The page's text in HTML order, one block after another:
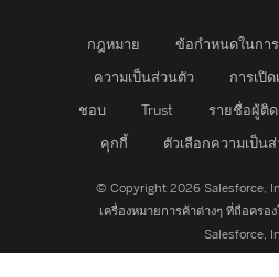
กฎหมาย ข้อกำหนดในกา
ความเป็นส่วนตัว
การเปิ
ชอบ
Trust รายชื่อผู้ติ
คุกกี้
ตัวเลือกความเป็น
© Copyright 2026 Salesforce,
เครื่องหมายการค้าต่างๆ ที่ถือครอ
Salesforce,